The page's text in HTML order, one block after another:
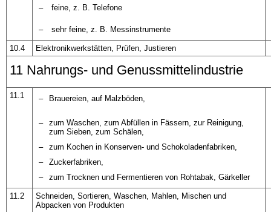
– feine, z. B. Telefone
– sehr feine, z. B. Messinstrumente
10.4 Elektronikwerkstätten, Prüfen, Justieren
11 Nahrungs- und Genussmittelindustrie
11.1 – Brauereien, auf Malzböden,
–
zum Waschen, zum Abfüllen in Fässern, zur Reinigung,
zum Sieben, zum Schälen,
–
zum Kochen in Konserven- und Schokoladenfabriken,
–
Zuckerfabriken,
–
zum Trocknen und Fermentieren von Rohtabak, Gärkeller
11.2
Schneiden, Sortieren, Waschen, Mahlen, Mischen und
Abpacken von Produkten